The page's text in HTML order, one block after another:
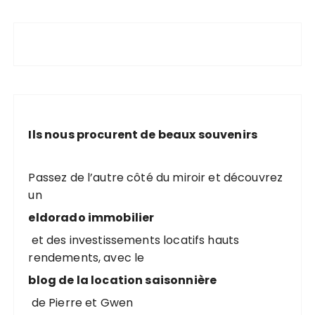
Ils nous procurent de beaux souvenirs
Passez de l’autre côté du miroir et découvrez
un
eldorado immobilier
et des investissements locatifs hauts
rendements, avec le
blog de la location saisonnière
de Pierre et Gwen